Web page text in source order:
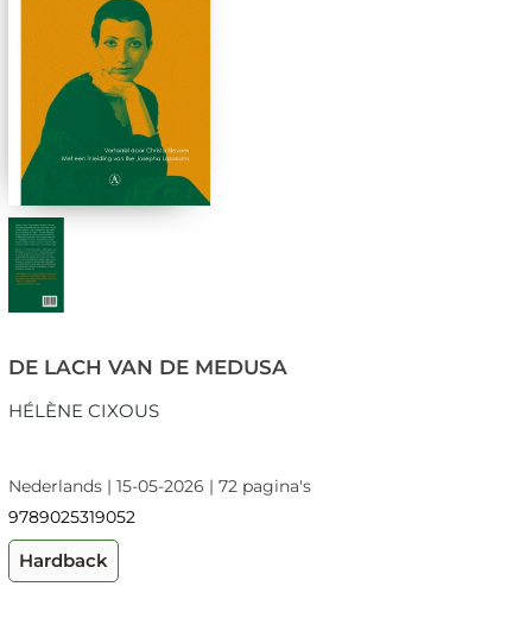
DE LACH VAN DE MEDUSA
HÉLÈNE CIXOUS
Nederlands | 15-05-2026 | 72 pagina's
9789025319052
Hardback